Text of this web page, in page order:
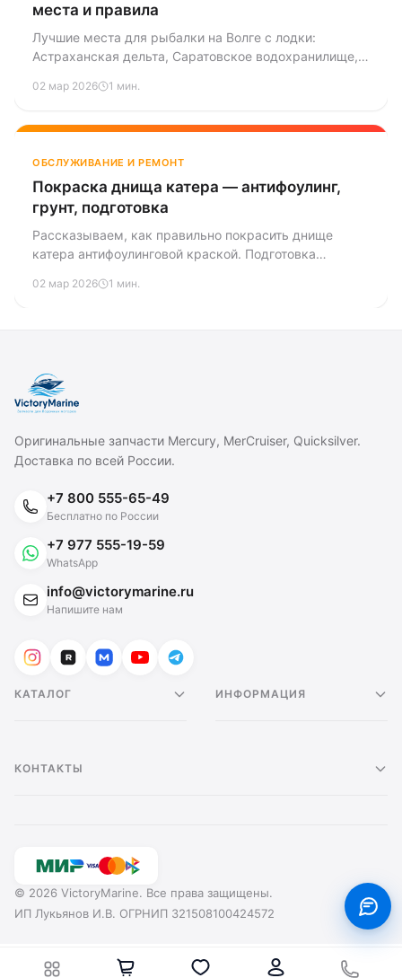
места и правила
Лучшие места для рыбалки на Волге с лодки:
Астраханская дельта, Саратовское водохранилище,
требования к лодкам и советы местных.
02 мар 2026 1 мин.
ОБСЛУЖИВАНИЕ И РЕМОНТ
Покраска днища катера — антифоулинг,
грунт, подготовка
Рассказываем, как правильно покрасить днище
катера антифоулинговой краской. Подготовка
нанесения и типичные ошибки.
02 мар 2026 1 мин.
Оригинальные запчасти Mercury, MerCruiser, Quicksilver.
Доставка по всей России.
+7 800 555-65-49
Бесплатно по России
+7 977 555-19-59
WhatsApp
info@victorymarine.ru
Напишите нам
КАТАЛОГ ИНФОРМАЦИЯ
КОНТАКТЫ
© 2026 VictoryMarine. Все права защищены.
ИП Лукьянов И.В. ОГРНИП 321508100424572